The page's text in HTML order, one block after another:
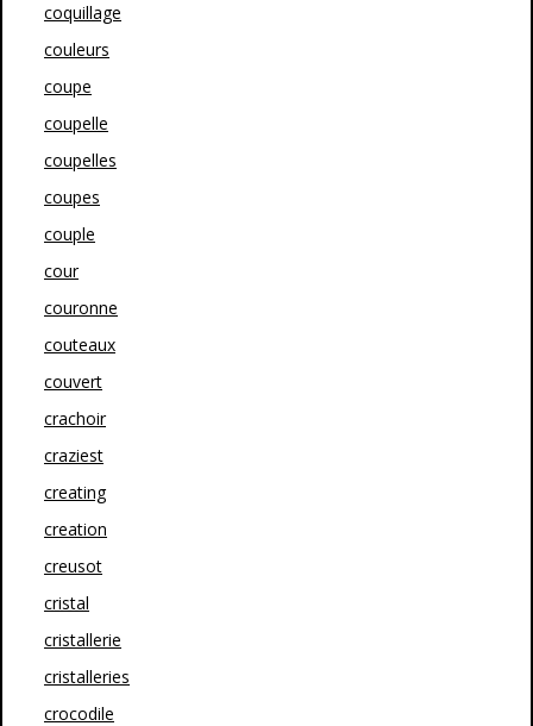
coquillage
couleurs
coupe
coupelle
coupelles
coupes
couple
cour
couronne
couteaux
couvert
crachoir
craziest
creating
creation
creusot
cristal
cristallerie
cristalleries
crocodile